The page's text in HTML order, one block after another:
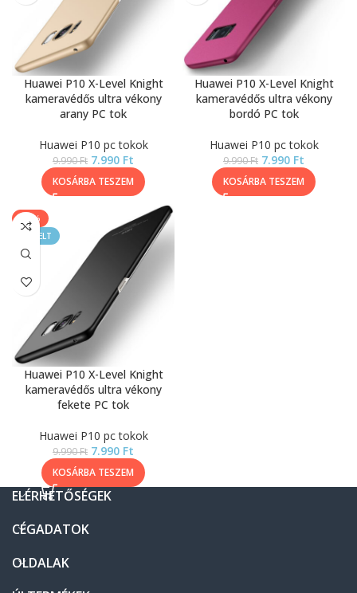
Huawei P10 X-Level Knight
kameravédős ultra vékony
arany PC tok
Huawei P10 pc tokok
9.990Ft 7.990 Ft
KOSÁRBA TESZEM
Huawei P10 X-Level Knight
kameravédős ultra vékony
bordó PC tok
Huawei P10 pc tokok
9.990Ft 7.990 Ft
KOSÁRBA TESZEM
-20%
KIEMELT
Huawei P10 X-Level Knight
kameravédős ultra vékony
fekete PC tok
Huawei P10 pc tokok
9.990Ft 7.990 Ft
KOSÁRBA TESZEM
ELÉRHETŐSÉGEK
CÉGADATOK
OLDALAK